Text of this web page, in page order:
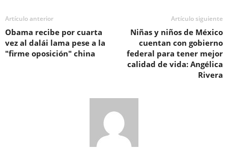
Artículo anterior
Obama recibe por cuarta
vez al dalái lama pese a la
"firme oposición" china
Artículo siguiente
Niñas y niños de México
cuentan con gobierno
federal para tener mejor
calidad de vida: Angélica
Rivera